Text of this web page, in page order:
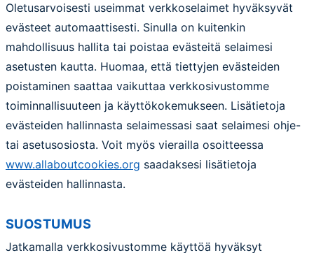
Oletusarvoisesti useimmat verkkoselaimet hyväksyvät
evästeet automaattisesti. Sinulla on kuitenkin
mahdollisuus hallita tai poistaa evästeitä selaimesi
asetusten kautta. Huomaa, että tiettyjen evästeiden
poistaminen saattaa vaikuttaa verkkosivustomme
toiminnallisuuteen ja käyttökokemukseen. Lisätietoja
evästeiden hallinnasta selaimessasi saat selaimesi ohje-
tai asetusosiosta. Voit myös vierailla osoitteessa
www.allaboutcookies.org saadaksesi lisätietoja
evästeiden hallinnasta.
SUOSTUMUS
Jatkamalla verkkosivustomme käyttöä hyväksyt